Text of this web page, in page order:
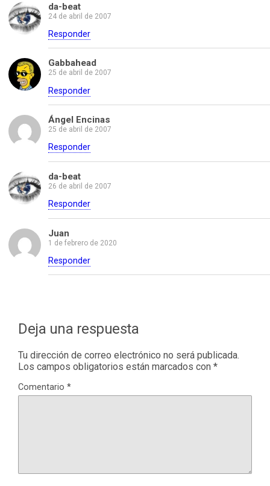
da-beat
24 de abril de 2007
Responder
Gabbahead
25 de abril de 2007
Responder
Ángel Encinas
25 de abril de 2007
Responder
da-beat
26 de abril de 2007
Responder
Juan
1 de febrero de 2020
Responder
Deja una respuesta
Tu dirección de correo electrónico no será publicada.
Los campos obligatorios están marcados con *
Comentario *